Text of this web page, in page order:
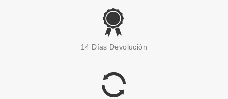
CAROLINA HERRERA
CAROLINA HERRERA 212 VIP
BLACK EDP 50 ML
42.90€
14 Días Devolución